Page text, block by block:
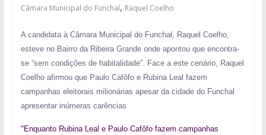
Câmara Municipal do Funchal, Raquel Coelho
A candidata à Câmara Municipal do Funchal, Raquel Coelho,
esteve no Bairro da Ribeira Grande onde apontou que encontra-
se “sem condições de habitalidade”. Face a este cenário, Raquel
Coelho afirmou que Paulo Cafôfo e Rubina Leal fazem
campanhas eleitorais milionárias apesar da cidade do Funchal
apresentar inúmeras carências
“Enquanto Rubina Leal e Paulo Cafôfo fazem campanhas